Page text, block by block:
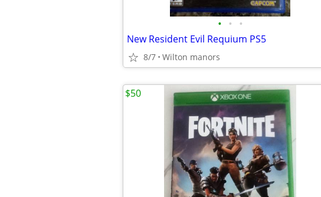
• • •
New Resident Evil Requium PS5
8/7 Wilton manors
$50